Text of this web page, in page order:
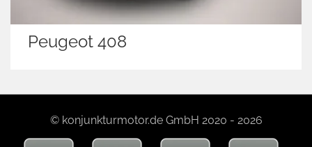
Peugeot 408
© konjunkturmotor.de GmbH 2020 - 2026